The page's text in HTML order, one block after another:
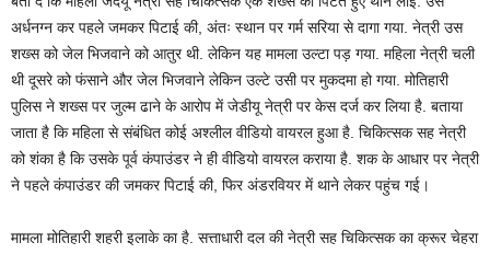
अर्धनग्न कर पहले जमकर पिटाई की, अंतः स्थान पर गर्म सरिया से दागा गया. नेत्री उस
शख्स को जेल भिजवाने को आतुर थी. लेकिन यह मामला उल्टा पड़ गया. महिला नेत्री चली
थी दूसरे को फंसाने और जेल भिजवाने लेकिन उल्टे उसी पर मुकदमा हो गया. मोतिहारी
पुलिस ने शख्स पर जुल्म ढाने के आरोप में जेडीयू नेत्री पर केस दर्ज कर लिया है. बताया
जाता है कि महिला से संबंधित कोई अश्लील वीडियो वायरल हुआ है. चिकित्सक सह नेत्री
को शंका है कि उसके पूर्व कंपाउंडर ने ही वीडियो वायरल कराया है. शक के आधार पर नेत्री
ने पहले कंपाउंडर की जमकर पिटाई की, फिर अंडरवियर में थाने लेकर पहुंच गई।
मामला मोतिहारी शहरी इलाके का है. सत्ताधारी दल की नेत्री सह चिकित्सक का क्रूर चेहरा